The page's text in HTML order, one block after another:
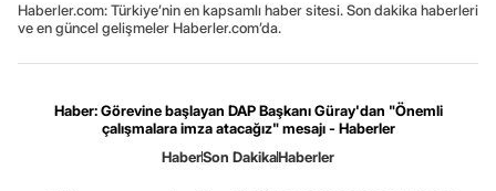
Haberler.com: Türkiye’nin en kapsamlı haber sitesi. Son dakika haberleri
ve en güncel gelişmeler Haberler.com’da.
Haber: Görevine başlayan DAP Başkanı Güray'dan "Önemli
çalışmalara imza atacağız" mesajı - Haberler
HaberSon DakikaHaberler